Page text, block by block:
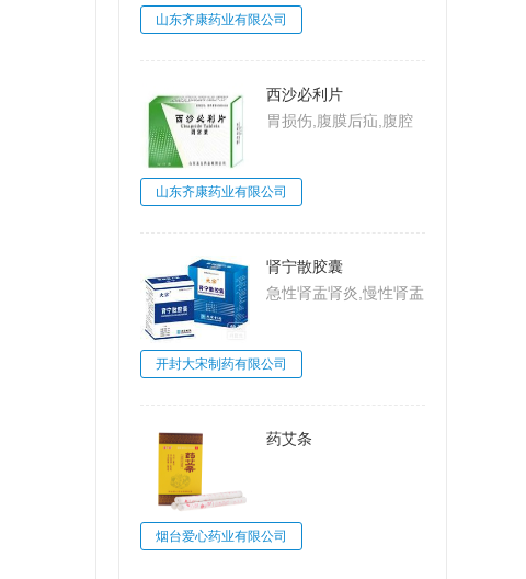
山东齐康药业有限公司
西沙必利片
胃损伤,腹膜后疝,腹腔
大肠梗阻,肠系膜上动脉
山东齐康药业有限公司
肾宁散胶囊
急性肾盂肾炎,慢性肾盂
开封大宋制药有限公司
药艾条
烟台爱心药业有限公司